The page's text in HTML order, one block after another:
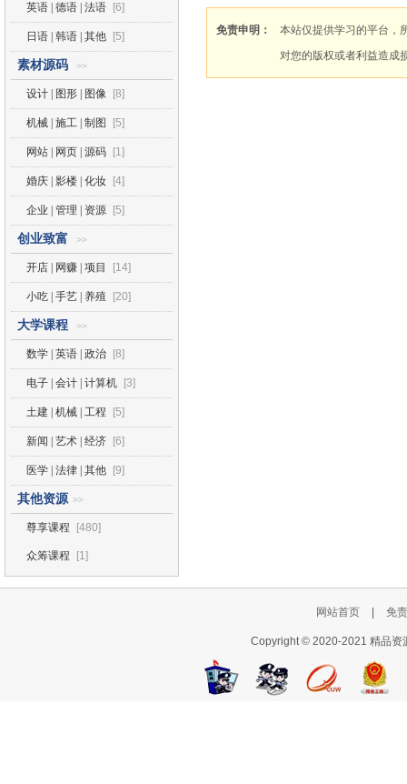
英语 | 德语 | 法语 [6]
日语 | 韩语 | 其他 [5]
素材源码 >>
设计 | 图形 | 图像 [8]
机械 | 施工 | 制图 [5]
网站 | 网页 | 源码 [1]
婚庆 | 影楼 | 化妆 [4]
企业 | 管理 | 资源 [5]
创业致富 >>
开店 | 网赚 | 项目 [14]
小吃 | 手艺 | 养殖 [20]
大学课程 >>
数学 | 英语 | 政治 [8]
电子 | 会计 | 计算机 [3]
土建 | 机械 | 工程 [5]
新闻 | 艺术 | 经济 [6]
医学 | 法律 | 其他 [9]
其他资源 >>
尊享课程 [480]
众筹课程 [1]
免责申明：
本站仅提供学习的平台，
对您的版权或者利益造成
网站首页 免
Copyright © 2020-2021 精品资